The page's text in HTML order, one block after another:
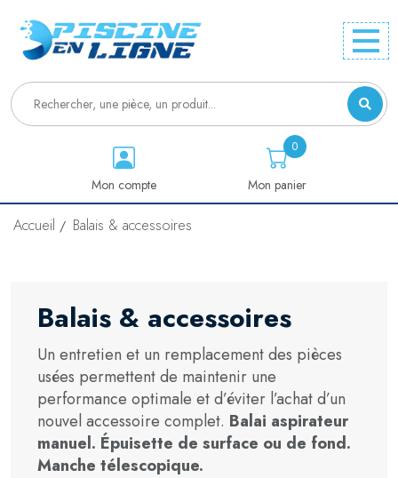
Mon compte Mon panier
0
Accueil Balais & accessoires
Balais & accessoires
Un entretien et un remplacement des pièces
usées permettent de maintenir une
performance optimale et d’éviter l’achat d’un
nouvel accessoire complet. Balai aspirateur
manuel. Épuisette de surface ou de fond.
Manche télescopique.